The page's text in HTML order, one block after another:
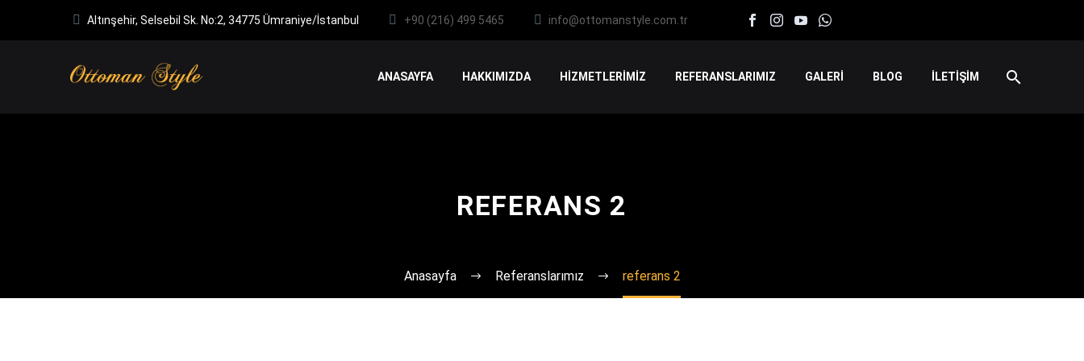
Altınşehir, Selsebil Sk. No:2, 34775 Ümraniye/İstanbul +90 (216) 499 5465 info@ottomanstyle.com.tr
ANASAYFA HAKKIMIZDA HİZMETLERİMİZ REFERANSLARIMIZ GALERİ BLOG İLETİŞİM
REFERANS 2
Anasayfa Referanslarımız referans 2